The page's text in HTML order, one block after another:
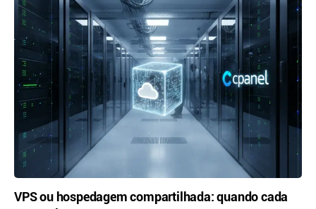
VPS ou hospedagem compartilhada: quando cada